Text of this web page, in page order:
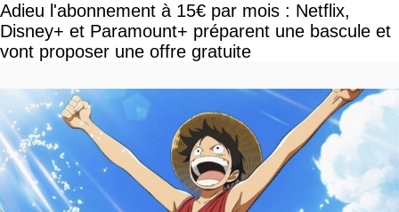
Adieu l'abonnement à 15€ par mois : Netflix,
Disney+ et Paramount+ préparent une bascule et
vont proposer une offre gratuite